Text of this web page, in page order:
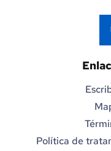
Política de